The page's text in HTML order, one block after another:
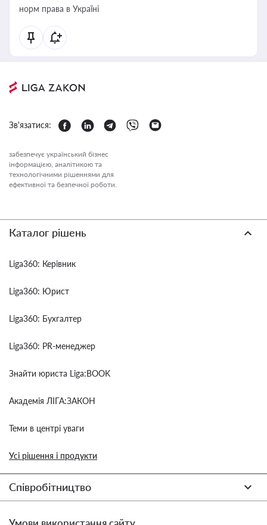
норм права в Україні
Зв'язатися:
забезпечує український бізнес
інформацією, аналітикою та
технологічними рішеннями для
ефективної та безпечної роботи.
Каталог рішень
Liga360: Керівник
Liga360: Юрист
Liga360: Бухгалтер
Liga360: PR-менеджер
Знайти юриста Liga:BOOK
Академія ЛІГА:ЗАКОН
Теми в центрі уваги
Усі рішення і продукти
Співробітництво